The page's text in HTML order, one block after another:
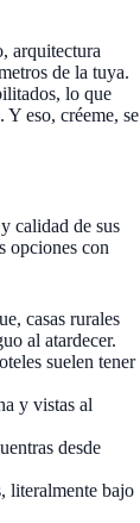
arquitectura
de la tuya.
lo que
eso, créeme, se
calidad de sus
opciones con
casas rurales
al atardecer.
suelen tener
y vistas al
desde
literalmente bajo